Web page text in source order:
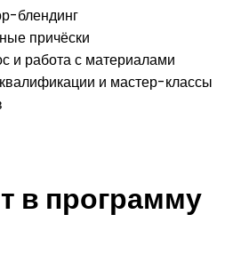
блендинг
причёски
и работа с материалами
и мастер-классы
в программу